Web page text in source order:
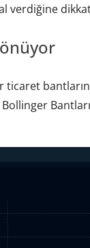
verdiğine
Bollinger